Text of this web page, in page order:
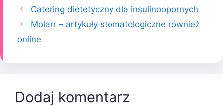
Catering dietetyczny dla insulinoopornych
Molarr – artykuły stomatologiczne również
online
Dodaj komentarz